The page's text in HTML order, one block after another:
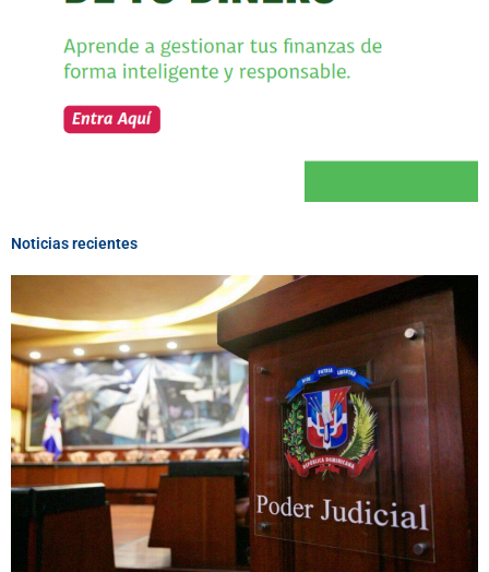
Noticias recientes